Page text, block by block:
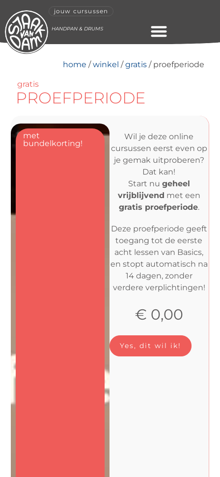
jouw cursussen
HANDPAN & DRUMS
home /winkel /gratis/ proefperiode
gratis
PROEFPERIODE
met
bundelkorting!
Wil je deze online
cursussen eerst even op
je gemak uitproberen?
Dat kan!
Start nu geheel
vrijblijvend met een
gratis proefperiode.
Deze proefperiode geeft
toegang tot de eerste
acht lessen van Basics,
en stopt automatisch na
14 dagen, zonder
verdere verplichtingen!
€ 0,00
Yes, dit wil ik!